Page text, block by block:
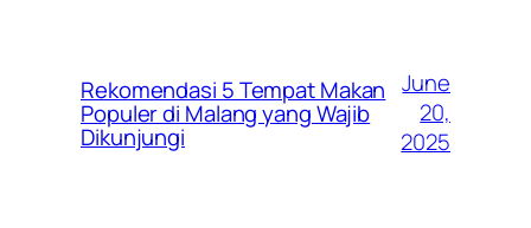
Rekomendasi 5 Tempat Makan
Populer di Malang yang Wajib
Dikunjungi
June
20,
2025